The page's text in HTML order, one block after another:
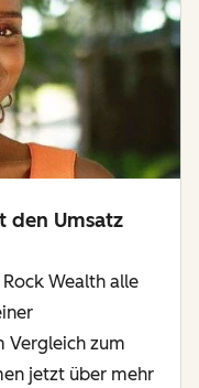
den Umsatz
Wealth alle
Vergleich zum
jetzt über mehr